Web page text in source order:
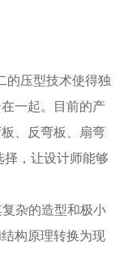
的压型技术使得独
一起。目前的产
、反弯板、扇弯
，让设计师能够
杂的造型和极小
构原理转换为现